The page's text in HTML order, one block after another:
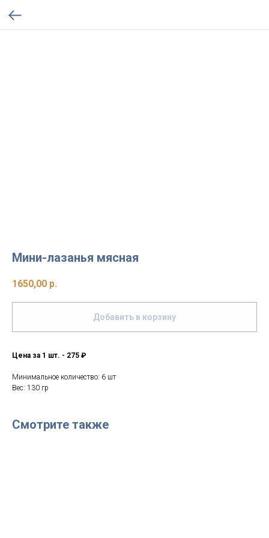
Мини-лазанья мясная
1650,00 р.
Добавить в корзину
Цена за 1 шт. - 275 ₽
Минимальное количество: 6 шт
Вес: 130 гр
Смотрите также